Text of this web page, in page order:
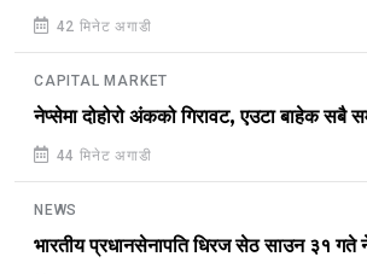
42 मिनेट अगाडी
CAPITAL MARKET
नेप्सेमा दोहोरो अंकको गिरावट, एउटा बाहेक सबै
44 मिनेट अगाडी
NEWS
भारतीय प्रधानसेनापति धिरज सेठ साउन ३१